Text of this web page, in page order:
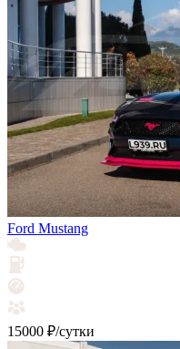
Ford Mustang
15000 ₽/сутки